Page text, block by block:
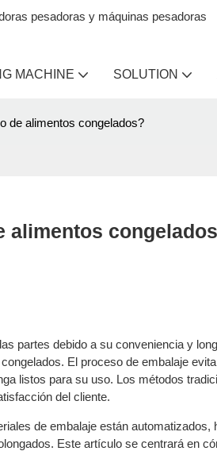
pesadoras y máquinas pesadoras
MACHINE SOLUTION
de alimentos congelados?
alimentos
partes debido a su conveniencia y
El proceso de embalaje
listos para su uso. Los métodos
del cliente.
de embalaje están automatizados,
Este artículo se centrará en